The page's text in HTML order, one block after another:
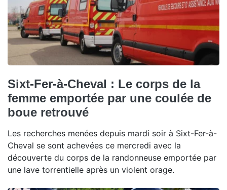
Sixt-Fer-à-Cheval : Le corps de la
femme emportée par une coulée de
boue retrouvé
Les recherches menées depuis mardi soir à Sixt-Fer-à-
Cheval se sont achevées ce mercredi avec la
découverte du corps de la randonneuse emportée par
une lave torrentielle après un violent orage.